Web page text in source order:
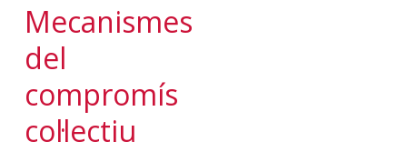
Mecanismes
del
compromís
col·lectiu